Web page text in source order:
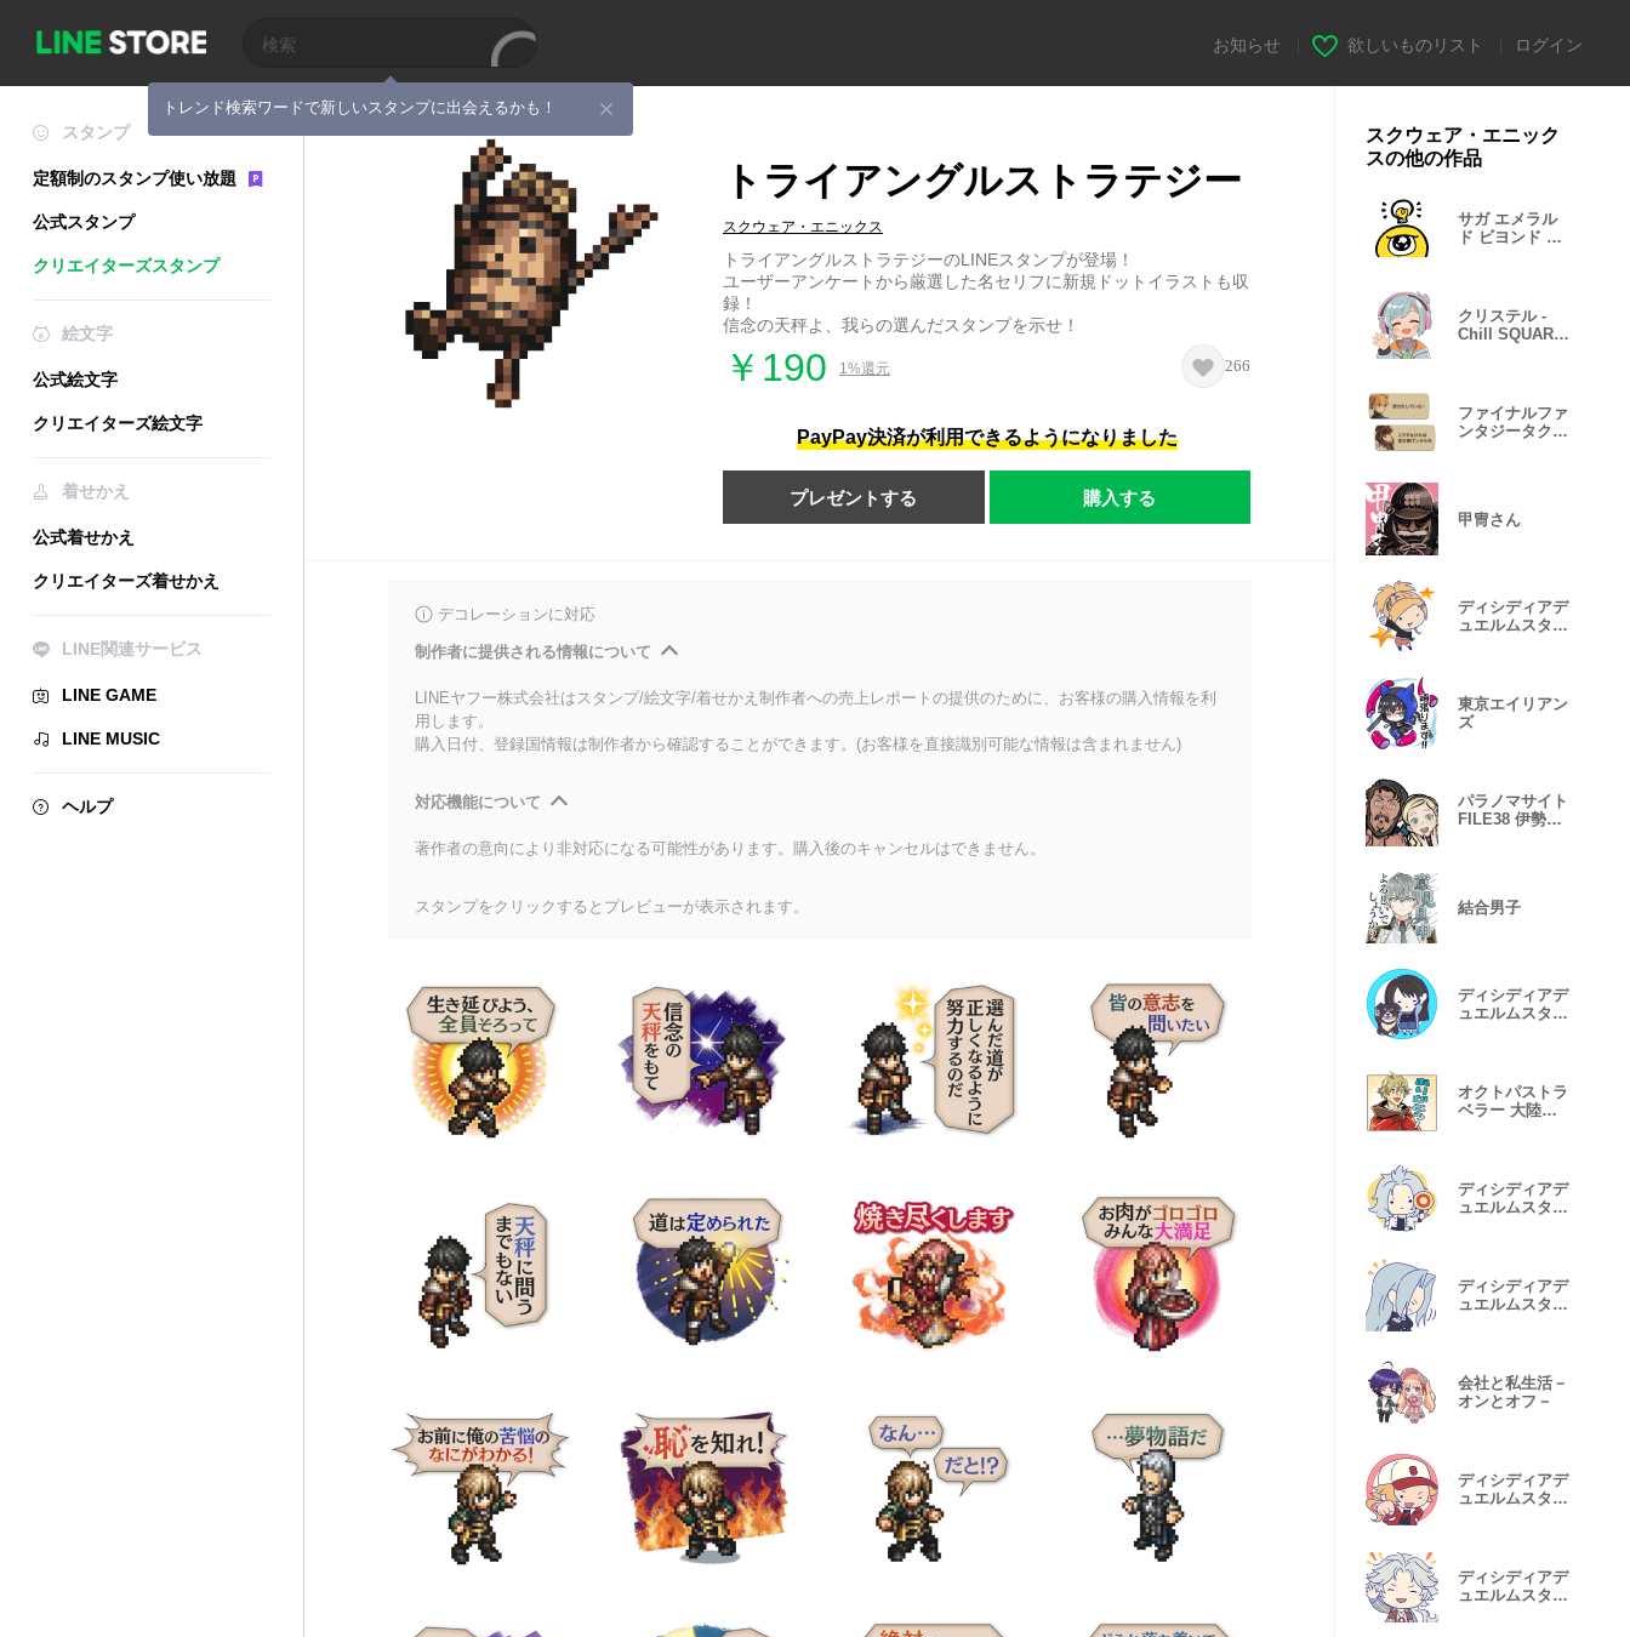
トレンド検索ワードで新しいスタンプに出会えるかも！
お知らせ 欲しいものリスト ログイン
スタンプ
定額制のスタンプ使い放題
公式スタンプ
クリエイターズスタンプ
絵文字
公式絵文字
クリエイターズ絵文字
着せかえ
公式着せかえ
クリエイターズ着せかえ
LINE関連サービス
LINE GAME
LINE MUSIC
ヘルプ
トライアングルストラテジー
スクウェア・エニックス
トライアングルストラテジーのLINEスタンプが登場！
ユーザーアンケートから厳選した名セリフに新規ドットイラストも収
録！
信念の天秤よ、我らの選んだスタンプを示せ！
￥190 1%還元 266
PayPay決済が利用できるようになりました
プレゼントする 購入する
デコレーションに対応
制作者に提供される情報について
LINEヤフー株式会社はスタンプ/絵文字/着せかえ制作者への売上レポートの提供のために、お客様の購入情報を利
用します。
購入日付、登録国情報は制作者から確認することができます。(お客様を直接識別可能な情報は含まれません)
対応機能について
著作者の意向により非対応になる可能性があります。購入後のキャンセルはできません。
スタンプをクリックするとプレビューが表示されます。
スクウェア・エニック
スの他の作品
サガ エメラル
ド ビヨンド 第
クリステル -
Chill SQUARE
ファイナルファ
ンタジータクテ
甲冑さん
ディシディアデ
ュエルムスタン
東京エイリアン
ズ
パラノマサイト
FILE38 伊勢人
結合男子
ディシディアデ
ュエルムスタン
オクトパストラ
ベラー 大陸の
ディシディアデ
ュエルムスタン
ディシディアデ
ュエルムスタン
会社と私生活－
オンとオフ－
ディシディアデ
ュエルムスタン
ディシディアデ
ュエルムスタン